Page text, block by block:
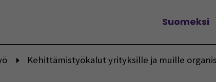
Vaihda kieltä
Suomeksi
Kehittämistyökalut yrityksille ja muille